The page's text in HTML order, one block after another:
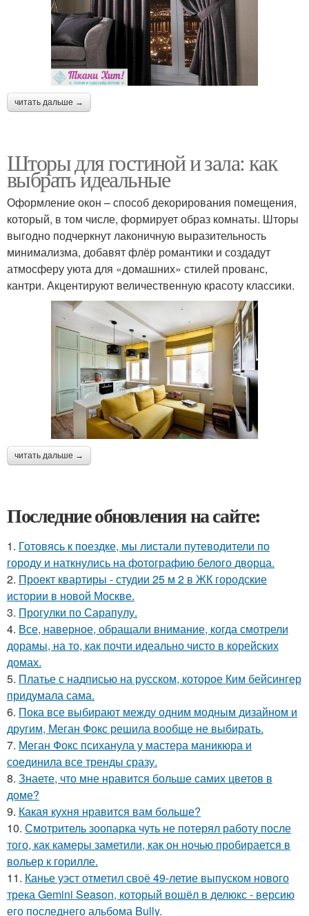
читать дальше →
Шторы для гостиной и зала: как
выбрать идеальные
Оформление окон – способ декорирования помещения,
который, в том числе, формирует образ комнаты. Шторы
выгодно подчеркнут лаконичную выразительность
минимализма, добавят флёр романтики и создадут
атмосферу уюта для «домашних» стилей прованс,
кантри. Акцентируют величественную красоту классики.
читать дальше →
Последние обновления на сайте:
1. Готовясь к поездке, мы листали путеводители по
городу и наткнулись на фотографию белого дворца.
2. Проект квартиры - студии 25 м 2 в ЖК городские
истории в новой Москве.
3. Прогулки по Сарапулу.
4. Все, наверное, обращали внимание, когда смотрели
дорамы, на то, как почти идеально чисто в корейских
домах.
5. Платье с надписью на русском, которое Ким бейсингер
придумала сама.
6. Пока все выбирают между одним модным дизайном и
другим, Меган Фокс решила вообще не выбирать.
7. Меган Фокс психанула у мастера маникюра и
соединила все тренды сразу.
8. Знаете, что мне нравится больше самих цветов в
доме?
9. Какая кухня нравится вам больше?
10. Смотритель зоопарка чуть не потерял работу после
того, как камеры заметили, как он ночью пробирается в
вольер к горилле.
11. Канье уэст отметил своё 49-летие выпуском нового
трека Gemini Season, который вошёл в делюкс - версию
его последнего альбома Bully.